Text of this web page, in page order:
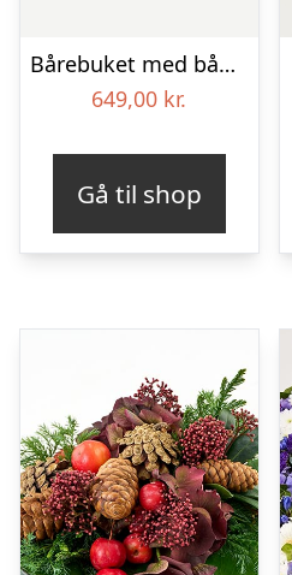
Bårebuket med bånd – Et farverigt farvel
649,00 kr.
Gå til shop